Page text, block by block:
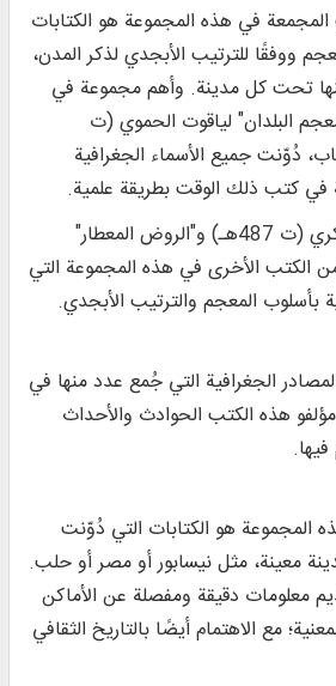
المجمعة في هذه المجموعة هو الكتابات
ووفقًا للترتيب الأبجدي لذكر المدن،
تحت كل مدينة. وأهم مجموعة في
البلدان" لياقوت الحموي (ت
دُوّنت جميع الأسماء الجغرافية
في كتب ذلك الوقت بطريقة علمية.
"معجم ما استعجم" للبكري (ت 487هـ) و"الروض المعطار"
(ت 900هـ) من الكتب الأخرى في هذه المجموعة التي
المعجم والترتيب الأبجدي.
الجغرافية التي جُمع عدد منها في
هذه الكتب الحوادث والأحداث
المجموعة هو الكتابات التي دُوّنت
معينة، مثل نيسابور أو مصر أو حلب.
معلومات دقيقة ومفصلة عن الأماكن
مع الاهتمام أيضًا بالتاريخ الثقافي